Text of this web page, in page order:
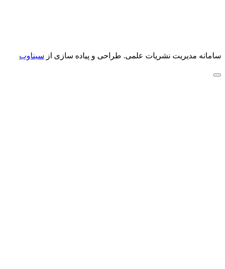
سامانه مدیریت نشریات علمی. طراحی و پیاده سازی از سیناوب